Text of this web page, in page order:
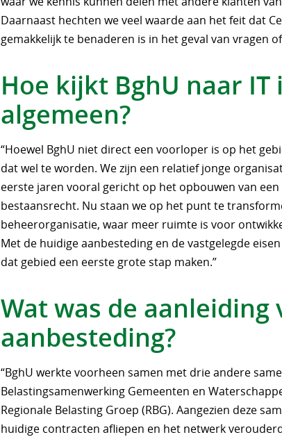
Daarnaast hechten we veel waarde aan het feit dat
gemakkelijk te benaderen is in het geval van vragen
Hoe kijkt BghU naar IT
algemeen?
“Hoewel BghU niet direct een voorloper is op het
dat wel te worden. We zijn een relatief jonge
eerste jaren vooral gericht op het opbouwen van
bestaansrecht. Nu staan we op het punt te
beheerorganisatie, waar meer ruimte is voor
Met de huidige aanbesteding en de vastgelegde
dat gebied een eerste grote stap maken.”
Wat was de aanleiding
aanbesteding?
“BghU werkte voorheen samen met drie andere
Belastingsamenwerking Gemeenten en
Regionale Belasting Groep (RBG). Aangezien deze
huidige contracten afliepen en het netwerk